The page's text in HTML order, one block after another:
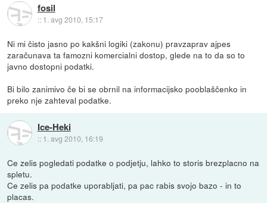
fosil
:: 1. avg 2010, 15:17
Ni mi čisto jasno po kakšni logiki (zakonu) pravzaprav ajpes
zaračunava ta famozni komercialni dostop, glede na to da so to
javno dostopni podatki.
Bi bilo zanimivo če bi se obrnil na informacijsko pooblaščenko in
preko nje zahteval podatke.
Ice-Heki
:: 1. avg 2010, 16:19
Ce zelis pogledati podatke o podjetju, lahko to storis brezplacno na
spletu.
Ce zelis pa podatke uporabljati, pa pac rabis svojo bazo - in to
placas.